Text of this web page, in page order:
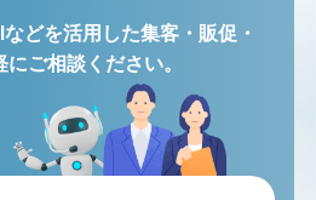
どを活用した集客・販促・
にご相談ください。